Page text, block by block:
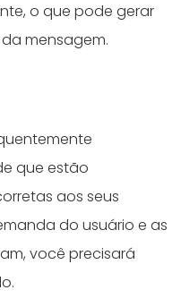
o que pode gerar
mensagem.
que estão
aos seus
do usuário e as
você precisará